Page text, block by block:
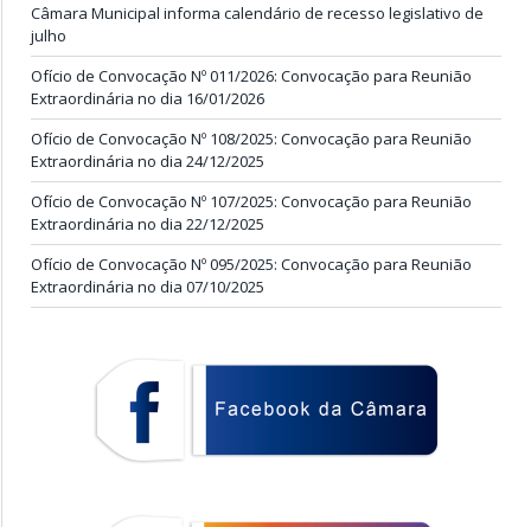
Câmara Municipal informa calendário de recesso legislativo de
julho
Ofício de Convocação Nº 011/2026: Convocação para Reunião
Extraordinária no dia 16/01/2026
Ofício de Convocação Nº 108/2025: Convocação para Reunião
Extraordinária no dia 24/12/2025
Ofício de Convocação Nº 107/2025: Convocação para Reunião
Extraordinária no dia 22/12/2025
Ofício de Convocação Nº 095/2025: Convocação para Reunião
Extraordinária no dia 07/10/2025